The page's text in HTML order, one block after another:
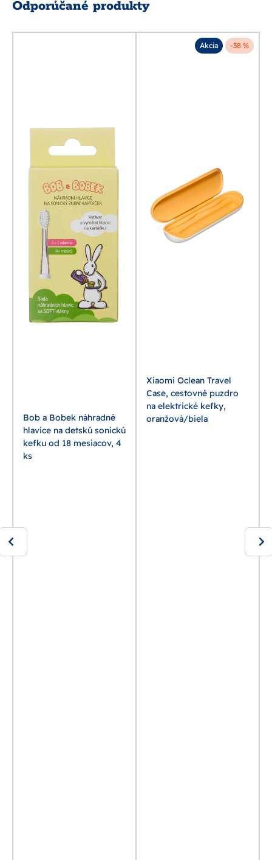
Odporúčané produkty
Bob a Bobek náhradné
hlavice na detskú sonickú
kefku od 18 mesiacov, 4
ks
Akcia -38 %
Xiaomi Oclean Travel
Case, cestovné puzdro
na elektrické kefky,
oranžová/biela